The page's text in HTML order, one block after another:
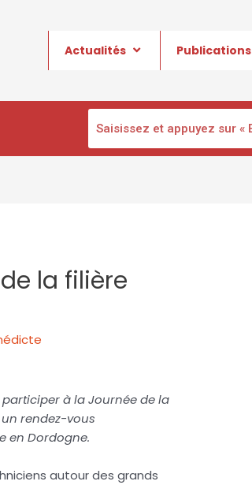
Actualités Publications
la filière
à la Journée de la
rendez-vous
en Dordogne.
autour des grands